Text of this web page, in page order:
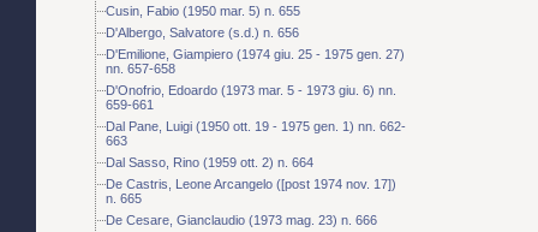
Cusin, Fabio (1950 mar. 5) n. 655
D'Albergo, Salvatore (s.d.) n. 656
D'Emilione, Giampiero (1974 giu. 25 - 1975 gen. 27)
nn. 657-658
D'Onofrio, Edoardo (1973 mar. 5 - 1973 giu. 6) nn.
659-661
Dal Pane, Luigi (1950 ott. 19 - 1975 gen. 1) nn. 662-
663
Dal Sasso, Rino (1959 ott. 2) n. 664
De Castris, Leone Arcangelo ([post 1974 nov. 17])
n. 665
De Cesare, Gianclaudio (1973 mag. 23) n. 666